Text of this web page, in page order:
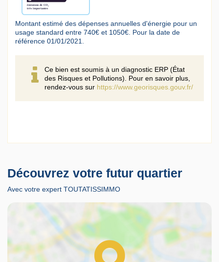
Montant estimé des dépenses annuelles d'énergie pour un
usage standard entre 740€ et 1050€. Pour la date de
référence 01/01/2021.
Ce bien est soumis à un diagnostic ERP (État
des Risques et Pollutions). Pour en savoir plus,
rendez-vous sur https://www.georisques.gouv.fr/
Découvrez votre futur quartier
Avec votre expert TOUTATISSIMMO